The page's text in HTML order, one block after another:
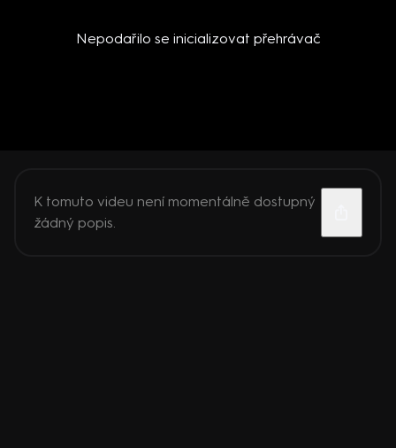
Nepodařilo se inicializovat přehrávač
K tomuto videu není momentálně dostupný
žádný popis.